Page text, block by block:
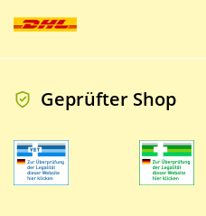
Geprüfter Shop